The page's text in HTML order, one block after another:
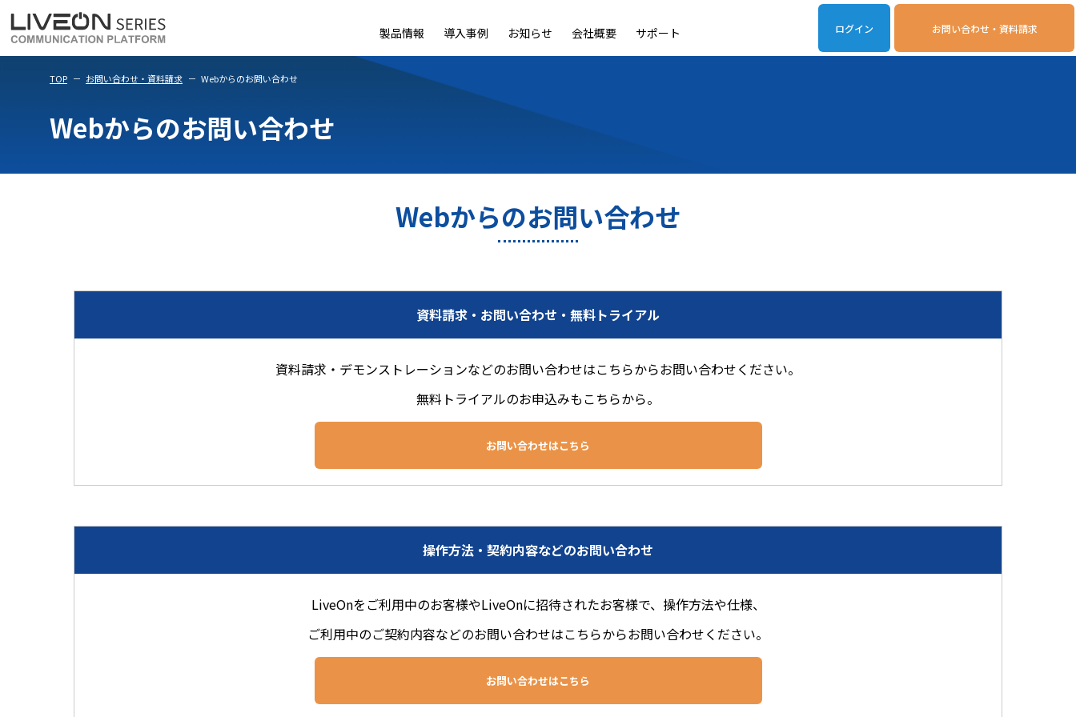
ログイン お問い合わせ・資料請求
製品情報
LiveOn MeetLiveOn Wearable LiveOn Nano
導入事例 お知らせ 会社概要 サポート
TOP お問い合わせ・資料請求 Webからのお問い合わせ
Webからのお問い合わせ
Webからのお問い合わせ
資料請求・お問い合わせ・無料トライアル
資料請求・デモンストレーションなどのお問い合わせはこちらからお問い合わせください。
無料トライアルのお申込みもこちらから。
お問い合わせはこちら
操作方法・契約内容などのお問い合わせ
LiveOnをご利用中のお客様やLiveOnに招待されたお客様で、操作方法や仕様、
ご利用中のご契約内容などのお問い合わせはこちらからお問い合わせください。
お問い合わせはこちら